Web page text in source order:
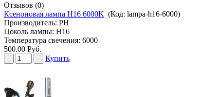
Отзывов (0)
Ксеноновая лампа H16 6000K (Код: lampa-h16-6000)
Производитель: PH
Цоколь лампы: H16
Температура свечения: 6000
500.00 Руб.
Купить